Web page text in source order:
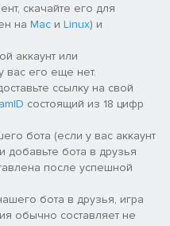
пробираться в замок
и взлетать под
Покатайтесь на
с Lost in Play!
созданная вручную
из прошлого. Неважно,
в сюжет или просто
всей семьей.
скачайте его для
на Mac и Linux) и
аккаунт или
вас его еще нет.
ссылку на свой
состоящий из 18 цифр
бота (если у вас аккаунт
добавьте бота в друзья
после успешной
бота в друзья, игра
обычно составляет не